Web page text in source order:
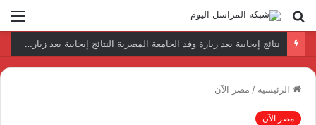
بحث
عن
رئيس المكتب التنفيذي للمجلس العربي للاختصاصات الصحية يبحث مع الأمين العام لجامعة الدول العربية تعزيز التعاون لتطوير النظم الصحية العربية
الرئيسية / مصر الآن
مصر الآن